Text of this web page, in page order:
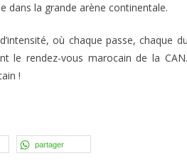
dans la grande arène continentale.
où chaque passe, chaque
le rendez-vous marocain de la
!
partager